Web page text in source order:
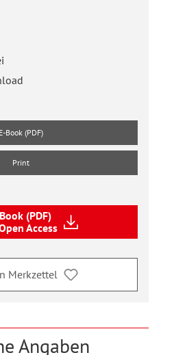
E-Book (PDF)
Print
(PDF)
Access
Merkzettel
Angaben